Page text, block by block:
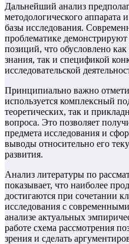
Дальнейший анализ
методологического аппарата
базы исследования.
проблематике
позиций, что обусловлено
знания, так и спецификой
исследовательской
Принципиально важно
используется комплексный
теоретических, так и
вопроса. Это позволяет
предмета исследования и
выводы относительно его
развития.
Анализ литературы по
показывает, что наиболее
достигаются при сочетании
исследования с
анализе актуальных
работе схема рассмотрения
зрения и сделать